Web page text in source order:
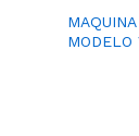
MODELO